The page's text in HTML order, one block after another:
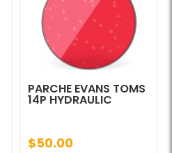
PARCHE EVANS TOMS
14P HYDRAULIC
$50.00